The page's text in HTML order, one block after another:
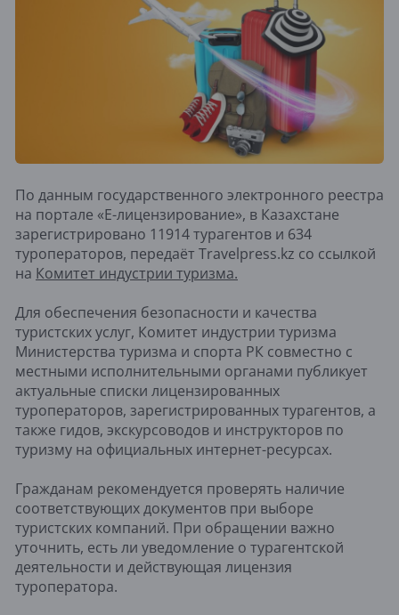
По данным государственного электронного реестра
на портале «Е-лицензирование», в Казахстане
зарегистрировано 11914 турагентов и 634
туроператоров, передаёт Travelpress.kz со ссылкой
на Комитет индустрии туризма.
Для обеспечения безопасности и качества
туристских услуг, Комитет индустрии туризма
Министерства туризма и спорта РК совместно с
местными исполнительными органами публикует
актуальные списки лицензированных
туроператоров, зарегистрированных турагентов, а
также гидов, экскурсоводов и инструкторов по
туризму на официальных интернет-ресурсах.
Гражданам рекомендуется проверять наличие
соответствующих документов при выборе
туристских компаний. При обращении важно
уточнить, есть ли уведомление о турагентской
деятельности и действующая лицензия
туроператора.